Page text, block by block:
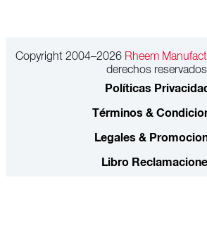
Copyright 2004–2026Rheem
derechos
Políticas
Términos &
Legales &
Libro